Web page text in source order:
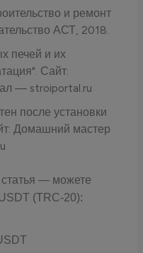
и ремонт
АСТ, 2018.
печей и их
Сайт:
— stroiportal.ru
после установки
Домашний мастер
— можете
(TRC-20):